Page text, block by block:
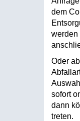
dem
werden
Oder
sofort
dann
treten.